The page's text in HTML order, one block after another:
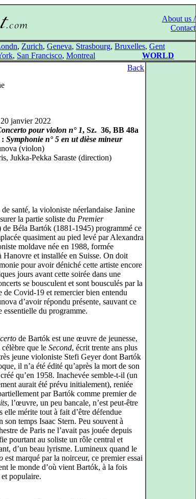
About us /
Contact
, Zurich, Geneva, Strasbourg, Bruxelles, Gent
, San Francisco, Montreal WORLD
Back
janvier 2022
pour violon n° 1, Sz. 36, BB 48a
: Symphonie n° 5 en ut dièse mineur
(violon)
Jukka-Pekka Saraste (direction)
santé, la violoniste néerlandaise Janine
la partie soliste du Premier
de Béla Bartók (1881-1945) programmé ce
quasiment au pied levé par Alexandra
moldave née en 1988, formée
Hanovre et installée en Suisse. On doit
pour avoir déniché cette artiste encore
jours avant cette soirée dans une
se bousculent et sont bousculés par la
de Covid-19 et remercier bien entendu
d’avoir répondu présente, sauvant ce
essentielle du programme.
de Bartók est une œuvre de jeunesse,
que le Second, écrit trente ans plus
jeune violoniste Stefi Geyer dont Bartók
il n’a été édité qu’après la mort de son
qu’en 1958. Inachevée semble-t-il (un
aurait été prévu initialement), reniée
par Bartók comme premier de
, l’œuvre, un peu bancale, n’est peut-être
elle mérite tout à fait d’être défendue
son temps Isaac Stern. Peu souvent à
de Paris ne l’avait pas jouée depuis
pourtant au soliste un rôle central et
d’un beau lyrisme. Lumineux quand le
est marqué par la noirceur, ce premier essai
le monde d’où vient Bartók, à la fois
populaire.